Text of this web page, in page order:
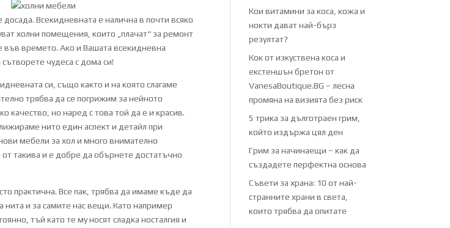
Всекидневната е налична в почти всяко
холни помещения, които „плачат“ за ремонт
във времето. Ако и Вашата всекидневна
сътворете чудеса с дома си!
си, също както и на която слагаме
трябва да се погрижим за нейното
качество, но наред с това той да е и красив.
нито един аспект и детайл при
мебели за хол и много внимателно
такива и е добре да обърнете достатъчно
практична. Все пак, трябва да имаме къде да
и за самите нас вещи. Като например
тъй като те му носят сладка носталгия и
Кои витамини за коса, кожа и
нокти дават най-бърз
резултат?
Кок от изкуствена коса и
екстеншън бретон от
VanesaBoutique.BG – лесна
промяна на визията без риск
5 трика за дълготраен грим,
който издържа цял ден
Грим за начинаещи – как да
създадете перфектна основа
Съвети за храна: 10 от най-
странните храни в света,
които трябва да опитате